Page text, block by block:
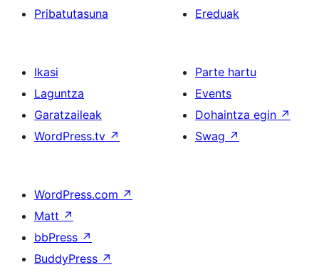
Pribatutasuna
Ereduak
Ikasi
Laguntza
Garatzaileak
WordPress.tv ↗
Parte hartu
Events
Dohaintza egin ↗
Swag ↗
WordPress.com ↗
Matt ↗
bbPress ↗
BuddyPress ↗